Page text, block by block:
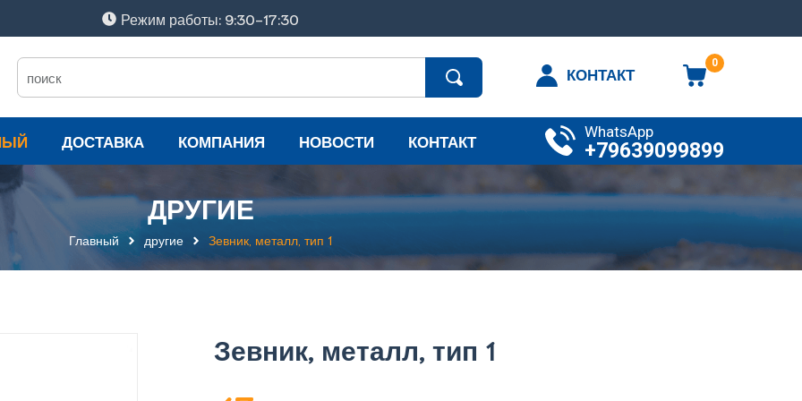
Режим работы: 9:30-17:30
0
КОНТАКТ
ДОСТАВКА КОМПАНИЯ НОВОСТИ КОНТАКТ WhatsApp
+79639099899
ДРУГИЕ
Главный другие Зевник, металл, тип 1
Зевник, металл, тип 1